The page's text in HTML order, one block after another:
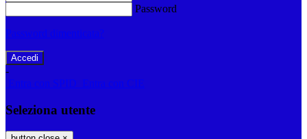
Password
Password dimenticata?
-
Entra con SPID
Entra con CIE
Seleziona utente